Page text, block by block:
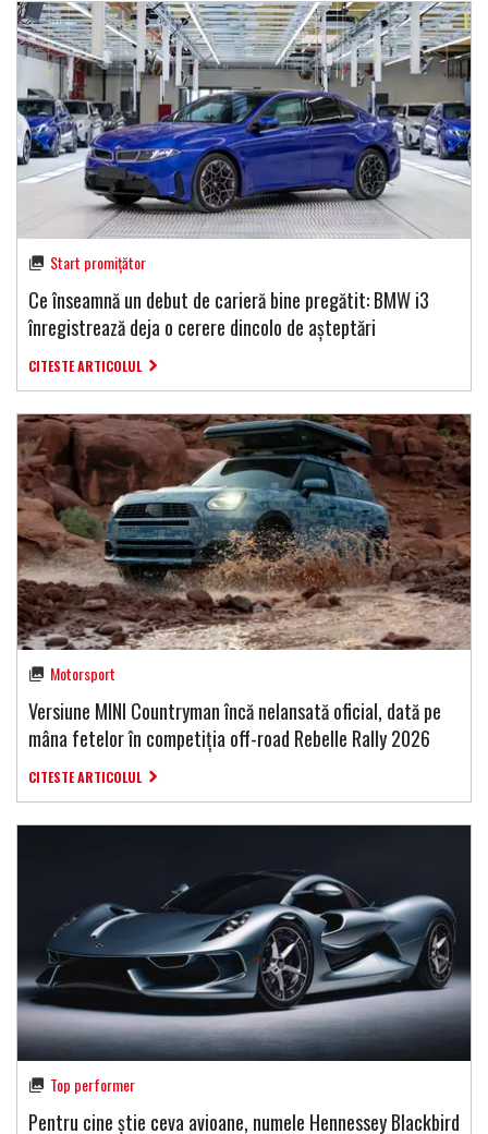
Start promițător
Ce înseamnă un debut de carieră bine pregătit: BMW i3
înregistrează deja o cerere dincolo de așteptări
CITESTE ARTICOLUL
Motorsport
Versiune MINI Countryman încă nelansată oficial, dată pe
mâna fetelor în competiția off-road Rebelle Rally 2026
CITESTE ARTICOLUL
Top performer
Pentru cine știe ceva avioane, numele Hennessey Blackbird